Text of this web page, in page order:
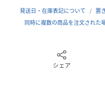
素材 磁器
1051310-
発送日・在庫表記について 置
同時に複数の商品を注文された
シェア